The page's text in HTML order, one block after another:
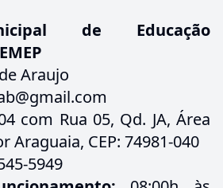
de Educação
Araujo
com Rua 05, Qd. JA, Área
Araguaia, CEP: 74981-040
5949